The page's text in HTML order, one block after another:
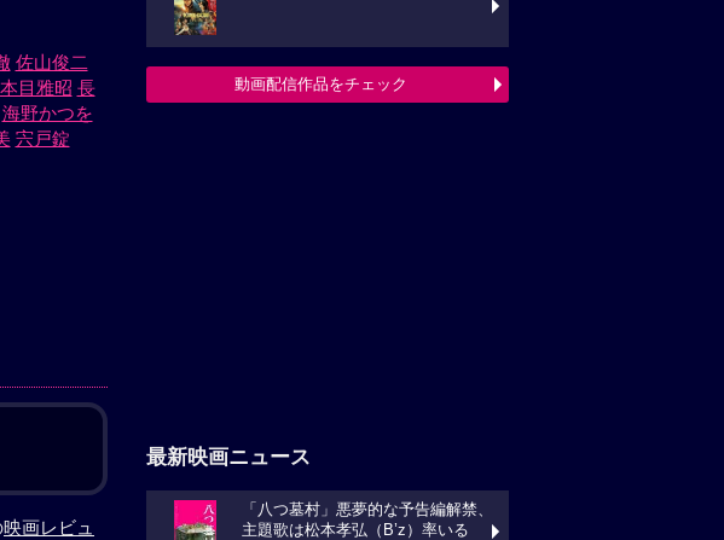
佐山俊二
本目雅昭 長
海野かつを
宍戸錠
映画レビュ
動画配信作品をチェック
最新映画ニュース
「八つ墓村」悪夢的な予告編解禁、
主題歌は松本孝弘（B’z）率いる